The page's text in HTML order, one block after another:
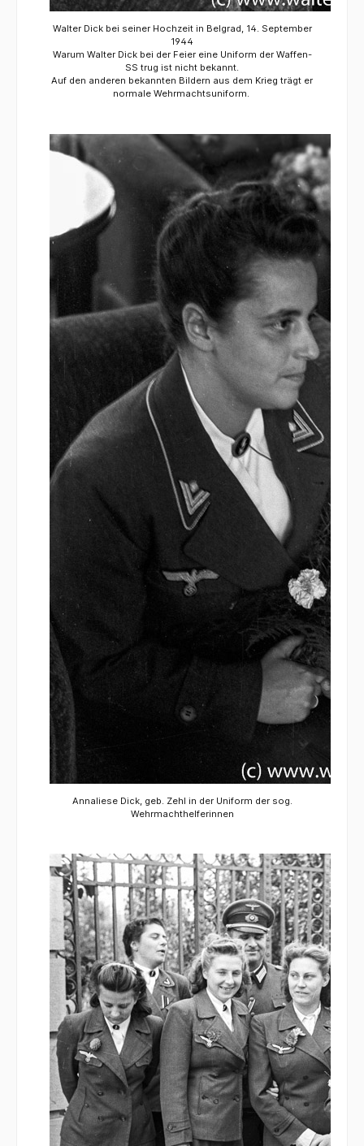
Walter Dick bei seiner Hochzeit in Belgrad, 14. September
1944
Warum Walter Dick bei der Feier eine Uniform der Waffen-
SS trug ist nicht bekannt.
Auf den anderen bekannten Bildern aus dem Krieg trägt er
normale Wehrmachtsuniform.
Annaliese Dick, geb. Zehl in der Uniform der sog.
Wehrmachthelferinnen